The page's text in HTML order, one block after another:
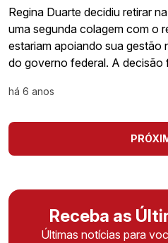
Regina Duarte decidiu retirar
uma segunda colagem com o
estariam apoiando sua gestão
do governo federal. A
há 6 anos
Receba as
Últimas notícias para